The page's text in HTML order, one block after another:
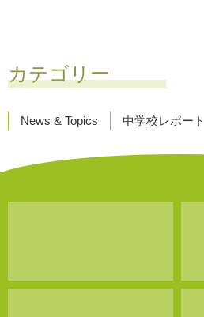
カテゴリー
News & Topics 中学校レポート